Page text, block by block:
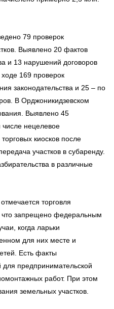
79 проверок
Выявлено 20 фактов
и 13 нарушений договоров
169 проверок
законодательства и 25 – по
В Орджоникидзевском
Выявлено 45
нецелевое
киосков после
участков в субаренду.
в различные
торговля
что запрещено федеральным
когда ларьки
для них месте и
Есть факты
для предпринимательской
работ. При этом
земельных участков.